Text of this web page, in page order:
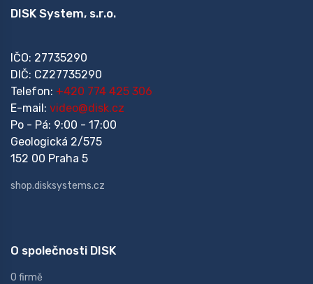
DISK System, s.r.o.
IČO: 27735290
DIČ: CZ27735290
Telefon: +420 774 425 306
E-mail: video@disk.cz
Po - Pá: 9:00 - 17:00
Geologická 2/575
152 00 Praha 5
shop.disksystems.cz
O společnosti DISK
O firmě